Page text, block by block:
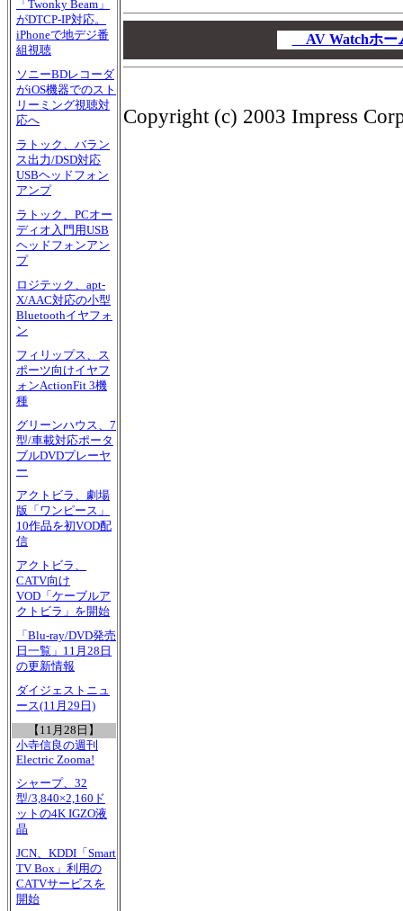
「Twonky Beam」
がDTCP-IP対応。
iPhoneで地デジ番
組視聴
ソニーBDレコーダ
がiOS機器でのスト
リーミング視聴対
応へ
ラトック、バラン
ス出力/DSD対応
USBヘッドフォン
アンプ
ラトック、PCオー
ディオ入門用USB
ヘッドフォンアン
プ
ロジテック、apt-
X/AAC対応の小型
Bluetoothイヤフォ
ン
フィリップス、ス
ポーツ向けイヤフ
ォンActionFit 3機
種
グリーンハウス、7
型/車載対応ポータ
ブルDVDプレーヤ
ー
アクトビラ、劇場
版「ワンピース」
10作品を初VOD配
信
アクトビラ、
CATV向け
VOD「ケーブルア
クトビラ」を開始
「Blu-ray/DVD発売
日一覧」11月28日
の更新情報
ダイジェストニュ
ース(11月29日)
【11月28日】
小寺信良の週刊
Electric Zooma!
シャープ、32
型/3,840×2,160ド
ットの4K IGZO液
晶
JCN、KDDI「Smart
TV Box」利用の
CATVサービスを
開始
AV Watchホ
Copyright (c) 2003 Impress